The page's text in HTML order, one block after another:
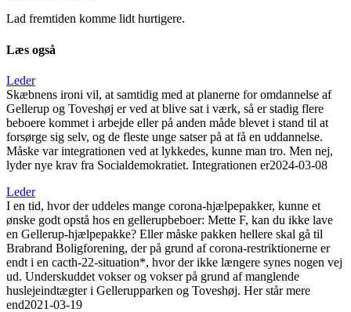
Lad fremtiden komme lidt hurtigere.
Læs også
Leder
Skæbnens ironi vil, at samtidig med at planerne for omdannelse af
Gellerup og Toveshøj er ved at blive sat i værk, så er stadig flere
beboere kommet i arbejde eller på anden måde blevet i stand til at
forsørge sig selv, og de fleste unge satser på at få en uddannelse.
Måske var integrationen ved at lykkedes, kunne man tro. Men nej,
lyder nye krav fra Socialdemokratiet. Integrationen er2024-03-08
Leder
I en tid, hvor der uddeles mange corona-hjælpepakker, kunne et
ønske godt opstå hos en gellerupbeboer: Mette F, kan du ikke lave
en Gellerup-­hjælpepakke? Eller måske pakken hellere skal gå til
Brabrand Boligforening, der på grund af corona-restriktionerne er
endt i en cacth-22-situation*, hvor der ikke længere synes nogen vej
ud. Underskuddet vokser og vokser på grund af manglende
huslejeindtægter i Gellerupparken og Toveshøj. Her står mere
end2021-03-19